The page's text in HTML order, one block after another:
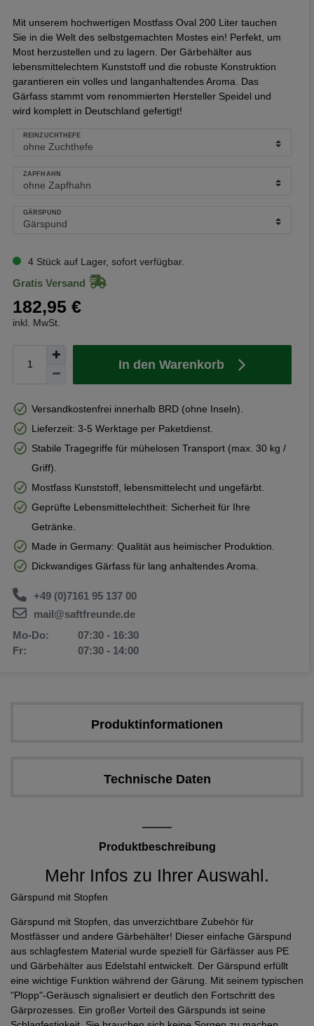
Mit unserem hochwertigen Mostfass Oval 200 Liter tauchen
Sie in die Welt des selbstgemachten Mostes ein! Perfekt, um
Most herzustellen und zu lagern. Der Gärbehälter aus
lebensmittelechtem Kunststoff und die robuste Konstruktion
garantieren ein volles und langanhaltendes Aroma. Das
Gärfass stammt vom renommierten Hersteller Speidel und
wird komplett in Deutschland gefertigt!
REINZUCHTHEFE
ZAPFHAHN
GÄRSPUND
4 Stück auf Lager, sofort verfügbar.
Gratis Versand
182,95 €
inkl. MwSt.
In den Warenkorb
Versandkostenfrei innerhalb BRD (ohne Inseln).
Lieferzeit: 3-5 Werktage per Paketdienst.
Stabile Tragegriffe für mühelosen Transport (max. 30 kg /
Griff).
Mostfass Kunststoff, lebensmittelecht und ungefärbt.
Geprüfte Lebensmittelechtheit: Sicherheit für Ihre
Getränke.
Made in Germany: Qualität aus heimischer Produktion.
Dickwandiges Gärfass für lang anhaltendes Aroma.
+49 (0)7161 95 137 00
mail@saftfreunde.de
Mo-Do:
07:30 - 16:30
Fr:
07:30 - 14:00
Produktinformationen
Technische Daten
Produktbeschreibung
Mehr Infos zu Ihrer Auswahl.
Gärspund mit Stopfen
Gärspund mit Stopfen, das unverzichtbare Zubehör für
Mostfässer und andere Gärbehälter! Dieser einfache Gärspund
aus schlagfestem Material wurde speziell für Gärfässer aus PE
und Gärbehälter aus Edelstahl entwickelt. Der Gärspund erfüllt
eine wichtige Funktion während der Gärung. Mit seinem typischen
"Plopp"-Geräusch signalisiert er deutlich den Fortschritt des
Gärprozesses. Ein großer Vorteil des Gärspunds ist seine